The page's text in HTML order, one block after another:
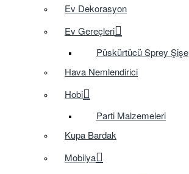
Ev Dekorasyon
Ev Gereçleri
Püskürtücü Sprey Şişe
Hava Nemlendirici
Hobi
Parti Malzemeleri
Kupa Bardak
Mobilya